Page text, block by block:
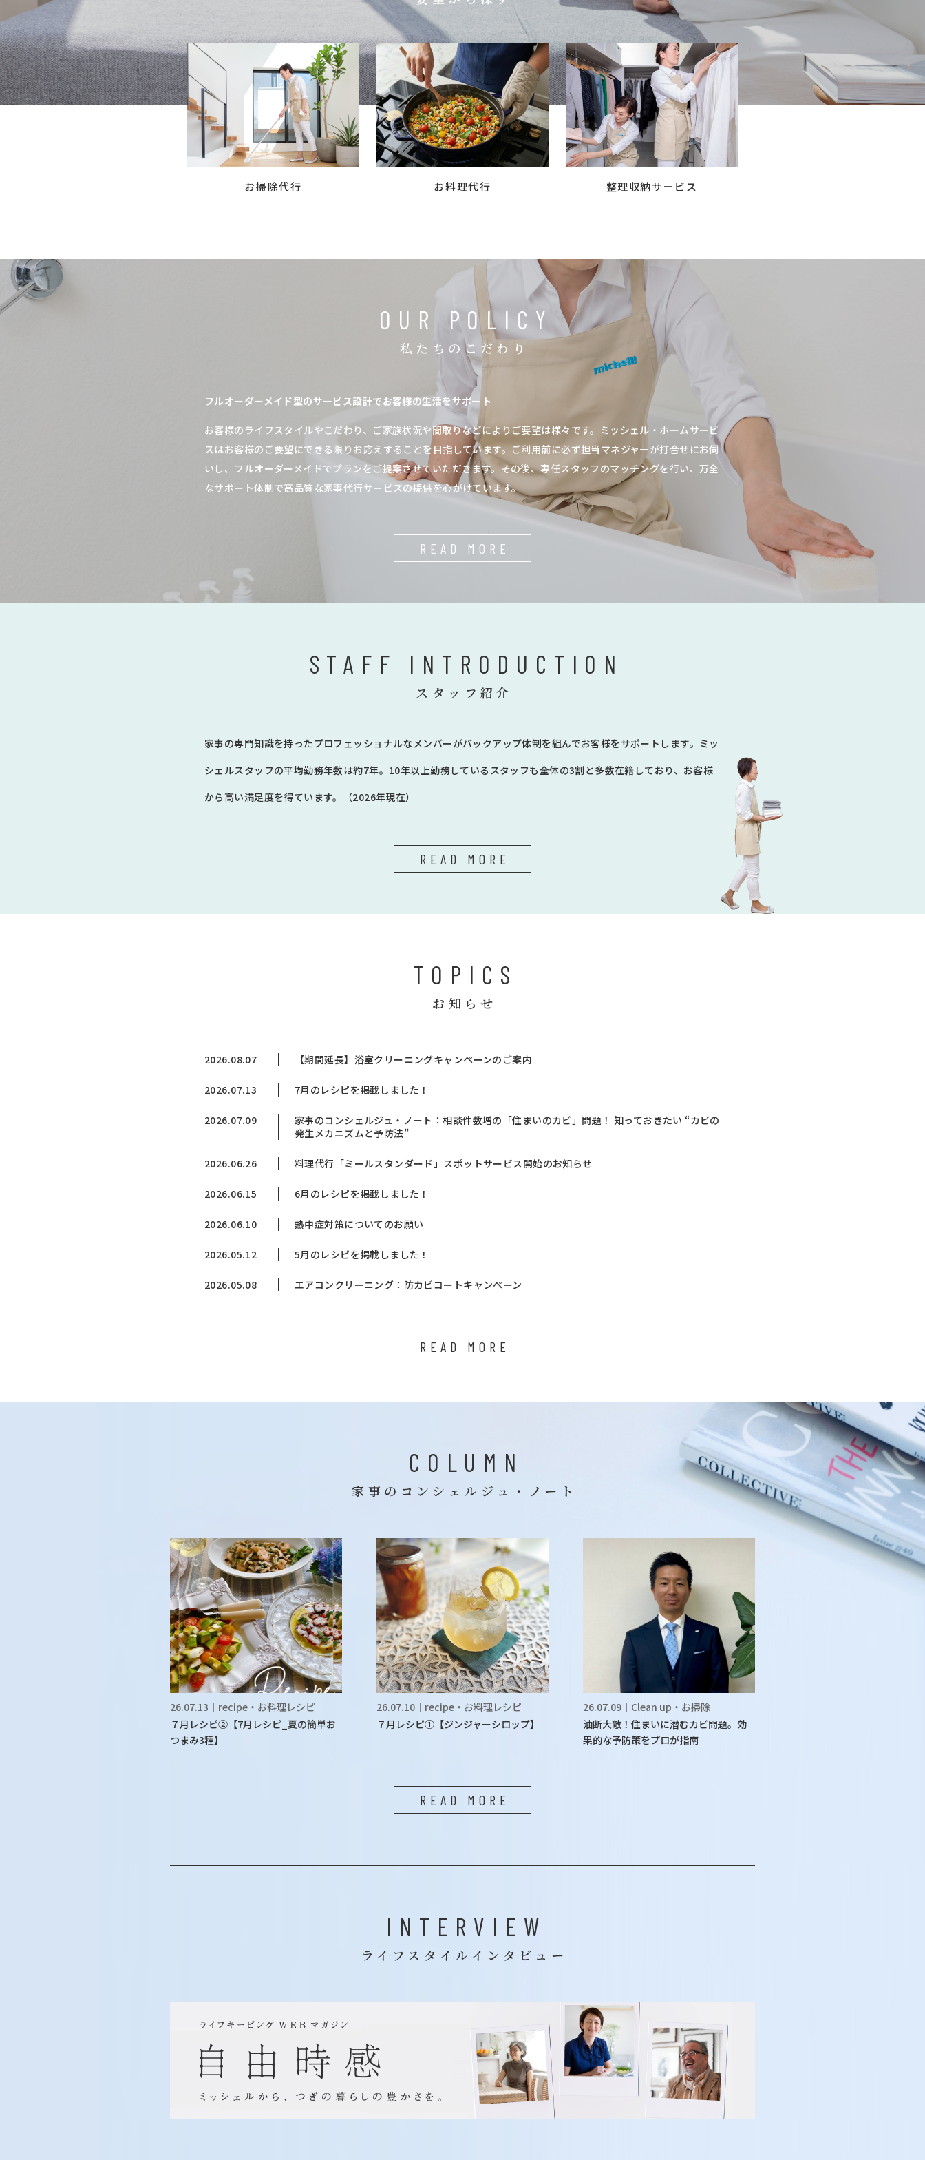
コラム
お知らせ
家事スタッフ募集
お掃除代行 お料理代行 整理収納サービス
OUR POLICY
私たちのこだわり
フルオーダーメイド型のサービス設計でお客様の生活をサポート
お客様のライフスタイルやこだわり、ご家族状況や間取りなどによりご要望は様々です。ミッシェル・ホームサービ
スはお客様のご要望にできる限りお応えすることを目指しています。ご利用前に必ず担当マネジャーが打合せにお伺
いし、フルオーダーメイドでプランをご提案させていただきます。その後、専任スタッフのマッチングを行い、万全
なサポート体制で高品質な家事代行サービスの提供を心がけています。
READ MORE
STAFF INTRODUCTION
スタッフ紹介
家事の専門知識を持ったプロフェッショナルなメンバーがバックアップ体制を組んでお客様をサポートします。ミッ
シェルスタッフの平均勤務年数は約7年。10年以上勤務しているスタッフも全体の3割と多数在籍しており、お客様
から高い満足度を得ています。（2026年現在）
READ MORE
TOPICS
お知らせ
2026.08.07 【期間延長】浴室クリーニングキャンペーンのご案内
2026.07.13 7月のレシピを掲載しました！
2026.07.09
家事のコンシェルジュ・ノート：相談件数増の「住まいのカビ」問題！ 知っておきたい “カビの
発生メカニズムと予防法”
2026.06.26 料理代行「ミールスタンダード」スポットサービス開始のお知らせ
2026.06.15 6月のレシピを掲載しました！
2026.06.10 熱中症対策についてのお願い
2026.05.12 5月のレシピを掲載しました！
2026.05.08 エアコンクリーニング：防カビコートキャンペーン
READ MORE
COLUMN
家事のコンシェルジュ・ノート
26.07.13｜recipe・お料理レシピ
７月レシピ②【7月レシピ_夏の簡単お
つまみ3種】
26.07.10｜recipe・お料理レシピ
７月レシピ①【ジンジャーシロップ】
26.07.09｜Clean up・お掃除
油断大敵！住まいに潜むカビ問題。効
果的な予防策をプロが指南
READ MORE
INTERVIEW
ライフスタイルインタビュー